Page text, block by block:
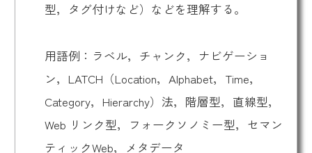
型，タグ付けなど）などを理解する。
用語例：ラベル，チャンク，ナビゲーショ
ン，LATCH（Location，Alphabet，Time，
Category，Hierarchy）法，階層型，直線型，
Web リンク型，フォークソノミー型，セマン
ティックWeb，メタデータ